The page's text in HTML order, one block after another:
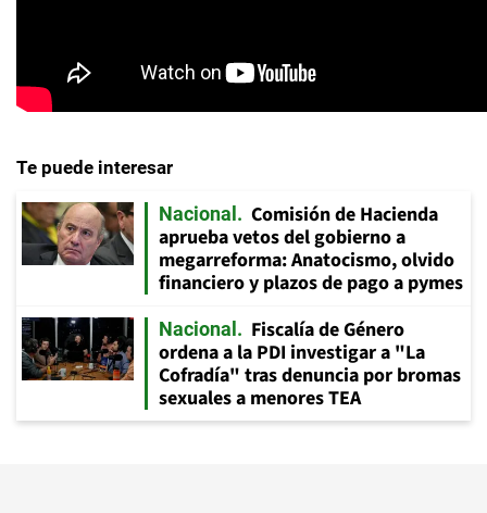
Te puede interesar
Nacional
Comisión de Hacienda
aprueba vetos del gobierno a
megarreforma: Anatocismo, olvido
financiero y plazos de pago a pymes
Nacional
Fiscalía de Género
ordena a la PDI investigar a "La
Cofradía" tras denuncia por bromas
sexuales a menores TEA